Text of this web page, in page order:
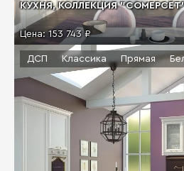
КУХНЯ, КОЛЛЕКЦИЯ
Цена: 153 743 ₽
ДСП Классика Прямая